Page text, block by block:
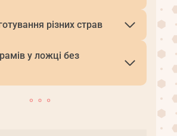
різних страв
у ложці без